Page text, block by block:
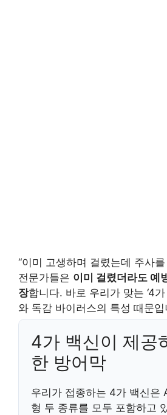
“이미 고생하며 걸렸는데 주사
전문가들은 이미 걸렸더라도 예
장합니다. 바로 우리가 맞는 ‘4가
와 독감 바이러스의 특성 때문입
4가 백신이 제공
한 방어막
우리가 접종하는 4가 백신은
형 두 종류를 모두 포함하고